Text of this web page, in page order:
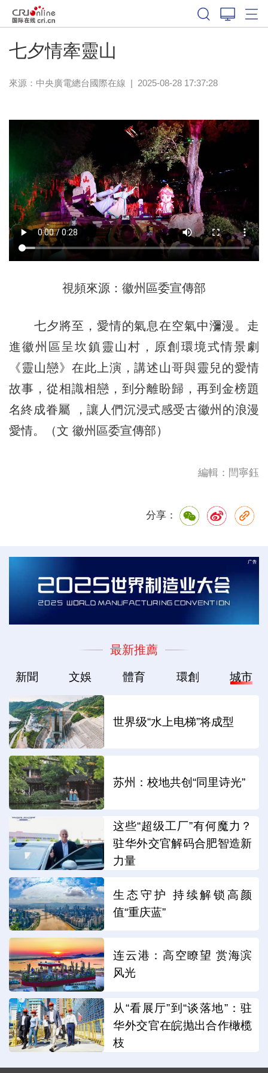
七夕情牽靈山
來源：中央廣電總台國際在線 | 2025-08-28 17:37:28
視頻來源：徽州區委宣傳部
七夕將至，愛情的氣息在空氣中瀰漫。走
進徽州區呈坎鎮靈山村，原創環境式情景劇
《靈山戀》在此上演，講述山哥與靈兒的愛情
故事，從相識相戀，到分離盼歸，再到金榜題
名終成眷屬 ，讓人們沉浸式感受古徽州的浪漫
愛情。（文 徽州區委宣傳部）
編輯：閆寧鈺
分享：
最新推薦
新聞 文娛 體育 環創 城市
世界级“水上电梯”将成型
苏州：校地共创“同里诗光”
这些“超级工厂”有何魔力？
驻华外交官解码合肥智造新
力量
生态守护 持续解锁高颜
值“重庆蓝”
连云港：高空瞭望 赏海滨
风光
从“看展厅”到“谈落地”：驻
华外交官在皖抛出合作橄榄
枝